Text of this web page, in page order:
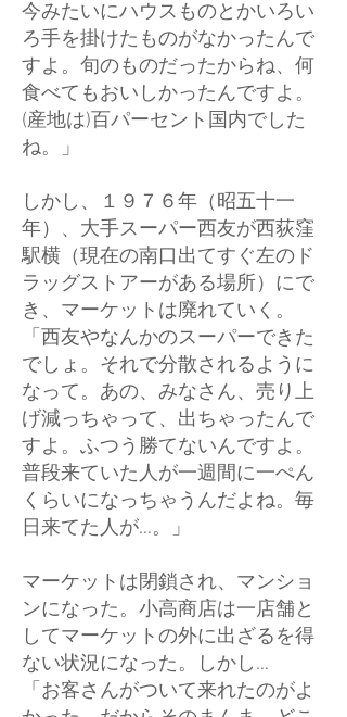
今みたいにハウスものとかいろい
ろ手を掛けたものがなかったんで
すよ。旬のものだったからね、何
食べてもおいしかったんですよ。
(産地は)百パーセント国内でした
ね。」
しかし、１９７６年（昭五十一
年）、大手スーパー西友が西荻窪
駅横（現在の南口出てすぐ左のド
ラッグストアーがある場所）にで
き、マーケットは廃れていく。
「西友やなんかのスーパーできた
でしょ。それで分散されるように
なって。あの、みなさん、売り上
げ減っちゃって、出ちゃったんで
すよ。ふつう勝てないんですよ。
普段来ていた人が一週間に一ぺん
くらいになっちゃうんだよね。毎
日来てた人が…。」
マーケットは閉鎖され、マンショ
ンになった。小高商店は一店舗と
してマーケットの外に出ざるを得
ない状況になった。しかし…
「お客さんがついて来れたのがよ